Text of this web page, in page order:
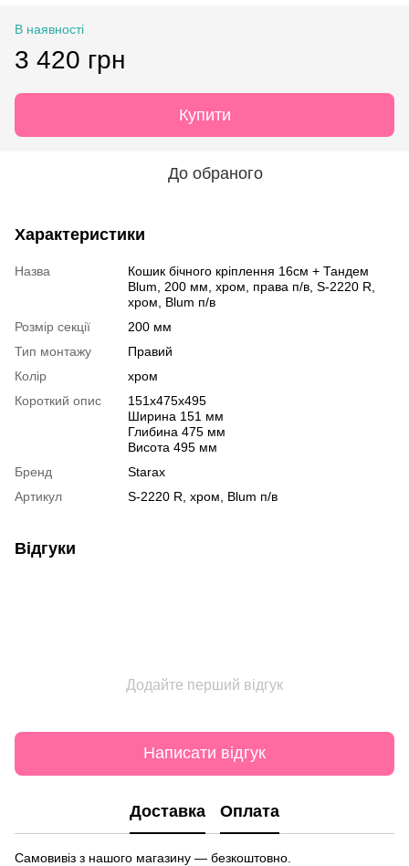
В наявності
3 420 грн
Купити
До обраного
Характеристики
Назва
Кошик бічного кріплення 16см + Тандем
Blum, 200 мм, хром, права п/в, S-2220 R,
хром, Blum п/в
Розмір секції
200 мм
Тип монтажу
Правий
Колір
хром
Короткий опис
151x475x495
Ширина 151 мм
Глибина 475 мм
Висота 495 мм
Бренд
Starax
Артикул
S-2220 R, хром, Blum п/в
Відгуки
Додайте перший відгук
Написати відгук
Доставка Оплата
Самовивіз з нашого магазину — безкоштовно.